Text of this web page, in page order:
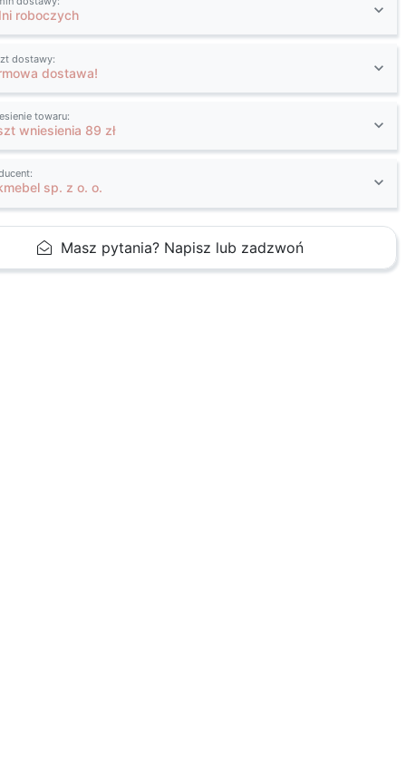
roboczych
dostawy:
dostawa!
towaru:
wniesienia 89 zł
sp. z o. o.
Masz pytania? Napisz lub zadzwoń